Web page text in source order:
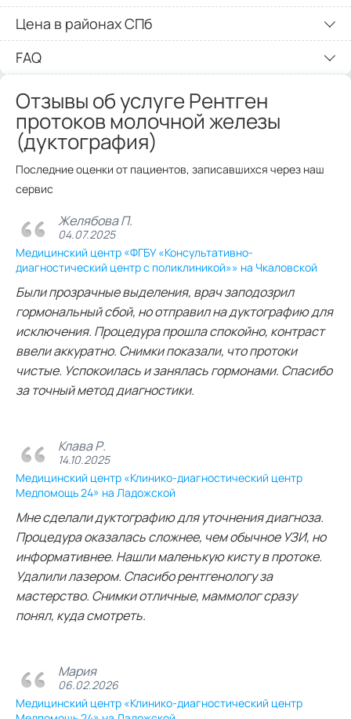
Цена в районах СПб
FAQ
Отзывы об услуге Рентген
протоков молочной железы
(дуктография)
Последние оценки от пациентов, записавшихся через наш
сервис
Желябова П.
04.07.2025
Медицинский центр «ФГБУ «Консультативно-
диагностический центр с поликлиникой»» на Чкаловской
Были прозрачные выделения, врач заподозрил
гормональный сбой, но отправил на дуктографию для
исключения. Процедура прошла спокойно, контраст
ввели аккуратно. Снимки показали, что протоки
чистые. Успокоилась и занялась гормонами. Спасибо
за точный метод диагностики.
Клава Р.
14.10.2025
Медицинский центр «Клинико-диагностический центр
Медпомощь 24» на Ладожской
Мне сделали дуктографию для уточнения диагноза.
Процедура оказалась сложнее, чем обычное УЗИ, но
информативнее. Нашли маленькую кисту в протоке.
Удалили лазером. Спасибо рентгенологу за
мастерство. Снимки отличные, маммолог сразу
понял, куда смотреть.
Мария
06.02.2026
Медицинский центр «Клинико-диагностический центр